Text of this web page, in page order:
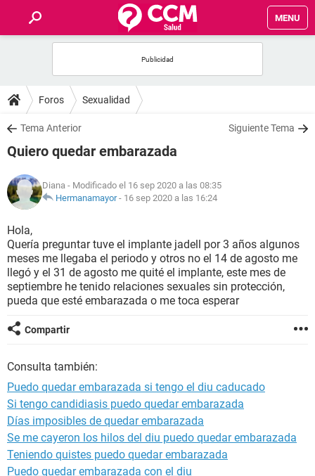
MENU
FOROS
SALUD
FAMILIA
NUTRICIÓN
BIENESTAR
SEXUALIDAD
GLOSARIO
Foros Sexualidad
Tema Anterior Siguiente Tema
Quiero quedar embarazada
Diana - Modificado el 16 sep 2020 a las 08:35
Hermanamayor- 16 sep 2020 a las 16:24
Hola,
Quería preguntar tuve el implante jadell por 3 años algunos
meses me llegaba el periodo y otros no el 14 de agosto me
llegó y el 31 de agosto me quité el implante, este mes de
septiembre he tenido relaciones sexuales sin protección,
pueda que esté embarazada o me toca esperar
Compartir
Consulta también:
Puedo quedar embarazada si tengo el diu caducado
Si tengo candidiasis puedo quedar embarazada
Días imposibles de quedar embarazada
Se me cayeron los hilos del diu puedo quedar embarazada
Teniendo quistes puedo quedar embarazada
Puedo quedar embarazada con el diu